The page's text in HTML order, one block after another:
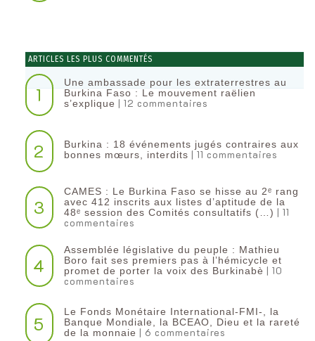
ARTICLES LES PLUS COMMENTÉS
1
Une ambassade pour les extraterrestres au
Burkina Faso : Le mouvement raëlien
s’explique | 12 commentaires
2
Burkina : 18 événements jugés contraires aux
bonnes mœurs, interdits | 11 commentaires
3
CAMES : Le Burkina Faso se hisse au 2ᵉ rang
avec 412 inscrits aux listes d’aptitude de la
48ᵉ session des Comités consultatifs (…) | 11
commentaires
4
Assemblée législative du peuple : Mathieu
Boro fait ses premiers pas à l’hémicycle et
promet de porter la voix des Burkinabè | 10
commentaires
5
Le Fonds Monétaire International-FMI-, la
Banque Mondiale, la BCEAO, Dieu et la rareté
de la monnaie | 6 commentaires